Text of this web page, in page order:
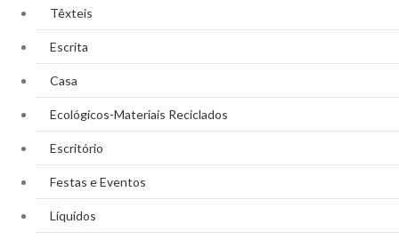
Têxteis
Escrita
Casa
Ecológicos-Materiais Reciclados
Escritório
Festas e Eventos
Líquidos